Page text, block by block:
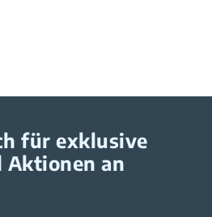
für exklusive
Aktionen an